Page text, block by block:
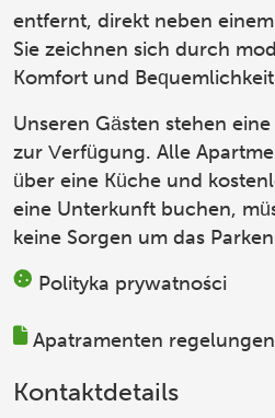
entfernt, direkt neben
Sie zeichnen sich durch
Komfort und
Unseren Gästen stehen
zur Verfügung. Alle
über eine Küche und
eine Unterkunft buchen,
keine Sorgen um das
Polityka prywatności
Apatramenten regelungen
Kontaktdetails